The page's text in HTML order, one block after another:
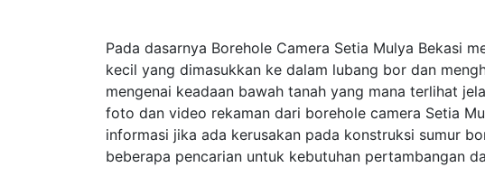
Pada dasarnya Borehole Camera Setia Mulya Bekasi
kecil yang dimasukkan ke dalam lubang bor dan
mengenai keadaan bawah tanah yang mana terlihat
foto dan video rekaman dari borehole camera Setia
informasi jika ada kerusakan pada konstruksi sumur
beberapa pencarian untuk kebutuhan pertambangan